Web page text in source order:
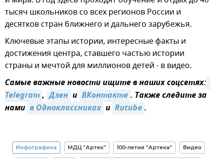
тысяч школьников со всех регионов России и
десятков стран ближнего и дальнего зарубежья.
Ключевые этапы истории, интересные факты и
достижения центра, ставшего частью истории
страны и мечтой для миллионов детей - в видео.
Самые важные новости ищите в наших соцсетях:
Telegram, Дзен и ВКонтакте. Также следите за
нами в Одноклассниках и Rutube.
Инфографика МДЦ "Артек" 100-летие "Артека" Видео